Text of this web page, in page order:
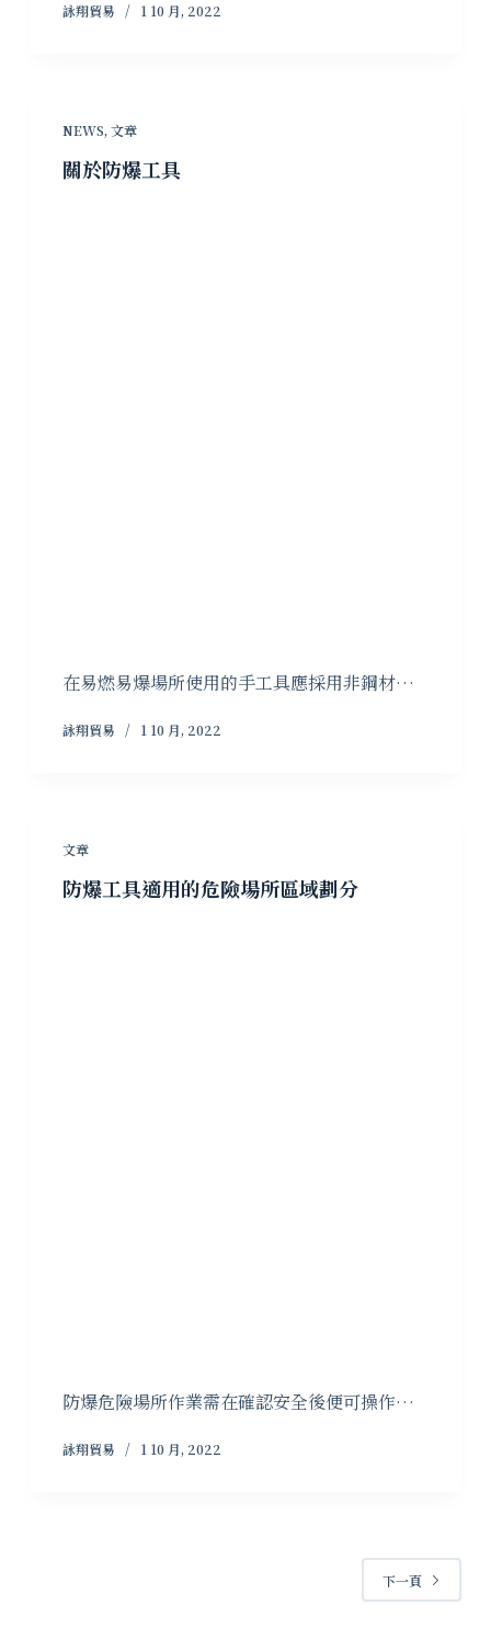
詠翔貿易 1 10 月, 2022
NEWS, 文章
關於防爆工具
在易燃易爆場所使用的手工具應採用非鋼材…
詠翔貿易 1 10 月, 2022
文章
防爆工具適用的危險場所區域劃分
防爆危險場所作業需在確認安全後便可操作…
詠翔貿易 1 10 月, 2022
下一頁